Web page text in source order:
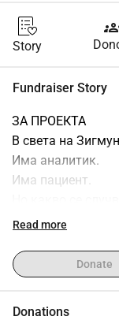
Story
Fundraiser Story
ЗА ПРОЕКТА
В света на
Има аналитик.
Има пациент.
размиват?
поредица
Read more
Donate
Donations